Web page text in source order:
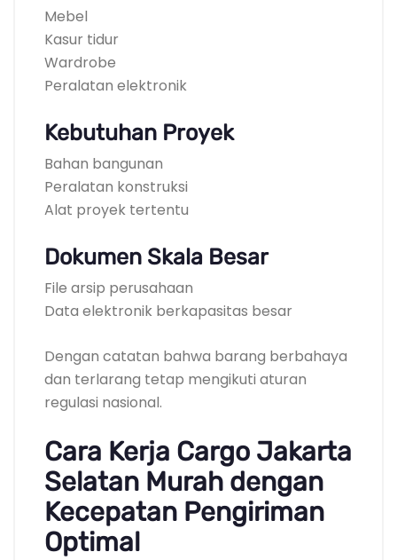
Mebel
Kasur tidur
Wardrobe
Peralatan elektronik
Kebutuhan Proyek
Bahan bangunan
Peralatan konstruksi
Alat proyek tertentu
Dokumen Skala Besar
File arsip perusahaan
Data elektronik berkapasitas besar
Dengan catatan bahwa barang berbahaya
dan terlarang tetap mengikuti aturan
regulasi nasional.
Cara Kerja Cargo Jakarta
Selatan Murah dengan
Kecepatan Pengiriman
Optimal